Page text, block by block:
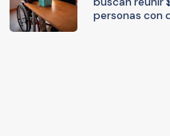
personas con